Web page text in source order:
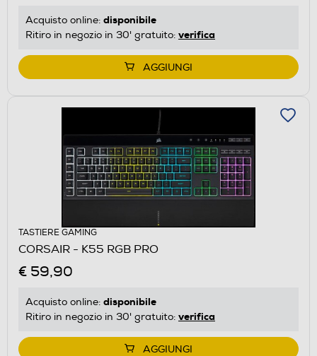
Acquisto online: disponibile
Ritiro in negozio in 30' gratuito: verifica
AGGIUNGI
TASTIERE GAMING
CORSAIR - K55 RGB PRO
€ 59,90
Acquisto online: disponibile
Ritiro in negozio in 30' gratuito: verifica
AGGIUNGI